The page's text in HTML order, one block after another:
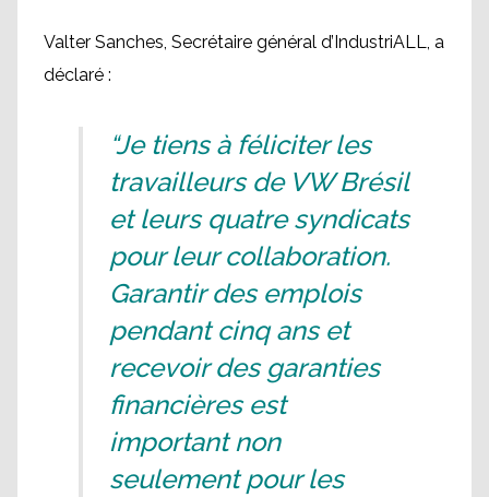
Valter Sanches, Secrétaire général d’IndustriALL, a
déclaré :
“Je tiens à féliciter les
travailleurs de VW Brésil
et leurs quatre syndicats
pour leur collaboration.
Garantir des emplois
pendant cinq ans et
recevoir des garanties
financières est
important non
seulement pour les